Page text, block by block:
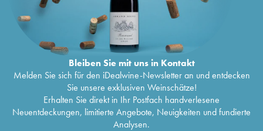
Bleiben Sie mit uns in Kontakt
Melden Sie sich für den iDealwine-Newsletter an und entdecken
Sie unsere exklusiven Weinschätze!
Erhalten Sie direkt in Ihr Postfach handverlesene
Neuentdeckungen, limitierte Angebote, Neuigkeiten und fundierte
Analysen.